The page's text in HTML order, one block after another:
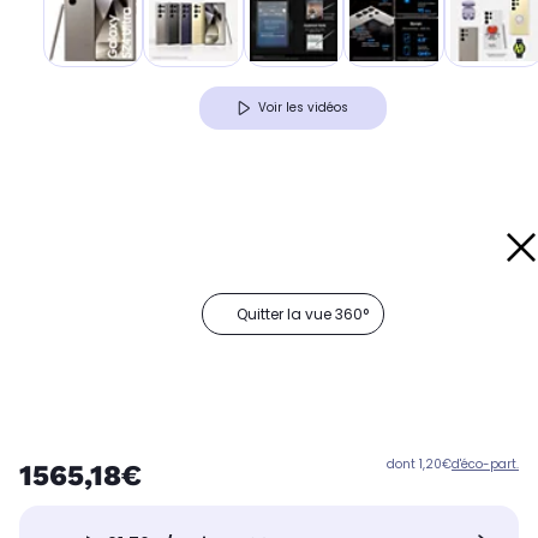
Voir les vidéos
Quitter la vue 360°
1565,18€ dont 1,20€d'éco-part.